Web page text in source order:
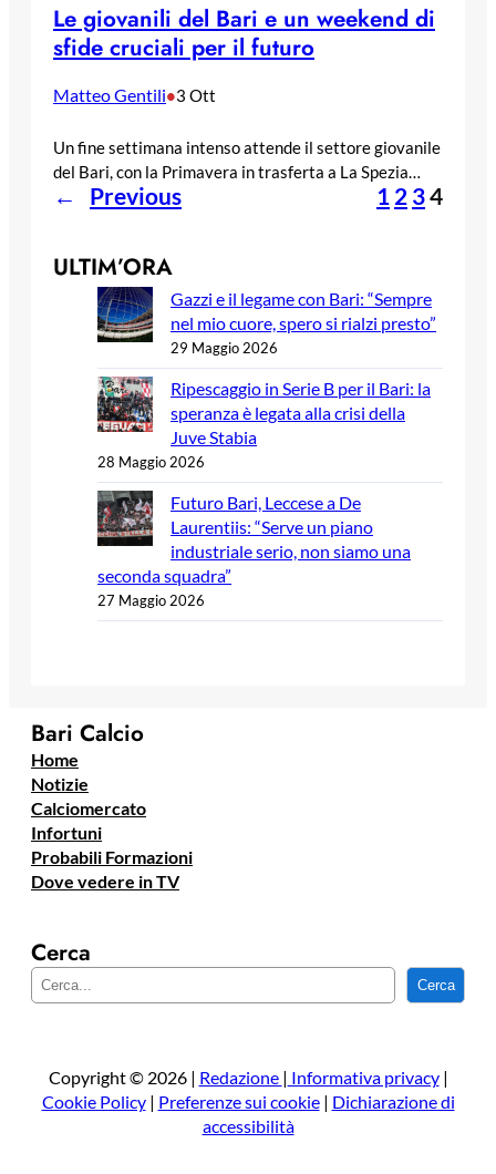
Le giovanili del Bari e un weekend di
sfide cruciali per il futuro
Matteo Gentili•3 Ott
Un fine settimana intenso attende il settore giovanile
del Bari, con la Primavera in trasferta a La Spezia…
← Previous 1 2 34
ULTIM’ORA
Gazzi e il legame con Bari: “Sempre
nel mio cuore, spero si rialzi presto”
29 Maggio 2026
Ripescaggio in Serie B per il Bari: la
speranza è legata alla crisi della
Juve Stabia
28 Maggio 2026
Futuro Bari, Leccese a De
Laurentiis: “Serve un piano
industriale serio, non siamo una
seconda squadra”
27 Maggio 2026
Bari Calcio
Home
Notizie
Calciomercato
Infortuni
Probabili Formazioni
Dove vedere in TV
Cerca
e
a
Cerca
Copyright © 2026 | Redazione | Informativa privacy|
Cookie Policy| Preferenze sui cookie| Dichiarazione di
accessibilità